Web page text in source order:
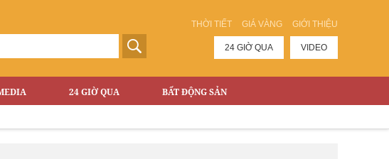
THỜI TIẾT GIÁ VÀNG GIỚI THIỆU
24 GIỜ QUA VIDEO
24 GIỜ QUA BẤT ĐỘNG SẢN